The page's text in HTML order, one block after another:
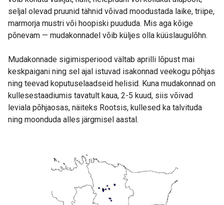
seljal olevad pruunid tähnid võivad moodustada laike, triipe,
marmorja mustri või hoopiski puududa. Mis aga kõige
põnevam — mudakonnadel võib küljes olla küüslaugulõhn.
Mudakonnade sigimisperiood vältab aprilli lõpust mai
keskpaigani ning sel ajal istuvad isakonnad veekogu põhjas
ning teevad koputuselaadseid helisid. Kuna mudakonnad on
kullesestaadiumis tavatult kaua, 2-5 kuud, siis võivad
leviala põhjaosas, näiteks Rootsis, kullesed ka talvituda
ning moonduda alles järgmisel aastal.